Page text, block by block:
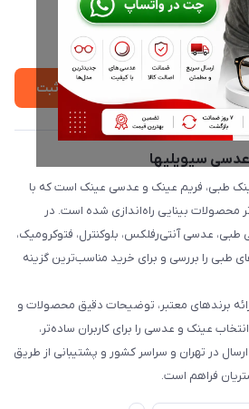
شوید
ثبت
عدسی سیویلیها
طبی، فریم عینک و عدسی عینک است که با
محصولات بینایی راه‌اندازی شده است. در
طبی، عدسی آنتی‌رفلکس، بلوکنترل، فتوکرومیک،
طبی را بررسی و برای خرید مناسب‌ترین گزینه
برندهای معتبر، توضیحات دقیق محصولات و
عینک و عدسی را برای کاربران ساده‌تر،
در تهران و سراسر کشور و پشتیبانی از طریق
فراهم است.